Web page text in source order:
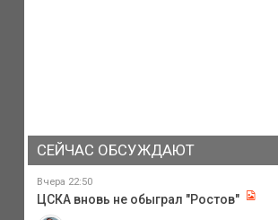
СЕЙЧАС ОБСУЖДАЮТ
Вчера 22:50
ЦСКА вновь не обыграл "Ростов"